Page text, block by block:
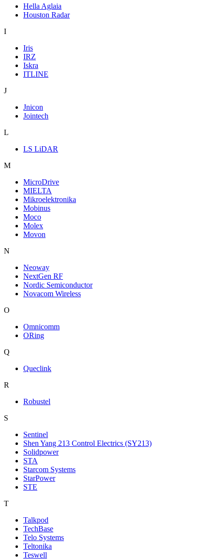
Hella Aglaia
Houston Radar
I
Iris
IRZ
Iskra
ITLINE
J
Jnicon
Jointech
L
LS LiDAR
M
MicroDrive
MIELTA
Mikroelektronika
Mobinus
Moco
Molex
Movon
N
Neoway
NextGen RF
Nordic Semiconductor
Novacom Wireless
O
Omnicomm
ORing
Q
Queclink
R
Robustel
S
Sentinel
Shen Yang 213 Control Electrics (SY213)
Solidpower
STA
Starcom Systems
StarPower
STE
T
Talkpod
TechBase
Telo Systems
Teltonika
Teswell